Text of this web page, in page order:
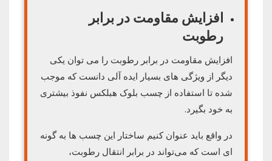
افزایش مقاومت در برابر
رطوبت
افزایش مقاومت در برابر رطوبت را می توان یکی
دیگر از ویژگی‌ های بسیار ایده آلی دانست که موجب
شده تا استفاده از چسب بلوک هبلکس نفوذ بیشتری
به خود بگیرد.
در واقع باید عنوان کنیم ساختار این چسب ها به گونه
ای است که می‌تواند در برابر انتقال رطوبت،